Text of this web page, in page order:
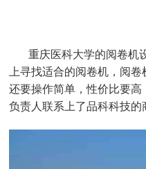
重庆医科大学的阅卷机
上寻找适合的阅卷机，阅
还要操作简单，性价比要
负责人联系上了品科科技的